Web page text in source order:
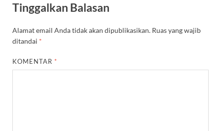
Tinggalkan Balasan
Alamat email Anda tidak akan dipublikasikan. Ruas yang wajib
ditandai *
KOMENTAR *